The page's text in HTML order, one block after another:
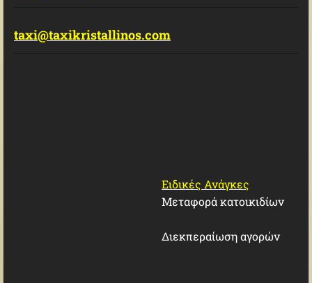
taxi@taxikristallinos.com
Ειδικές Ανάγκες
Μεταφορά κατοικιδίων
Διεκπεραίωση αγορών